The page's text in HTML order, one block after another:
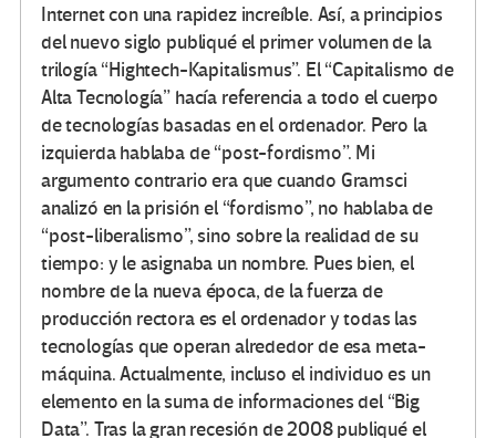
Internet con una rapidez increíble. Así, a principios
del nuevo siglo publiqué el primer volumen de la
trilogía “Hightech-Kapitalismus”. El “Capitalismo de
Alta Tecnología” hacía referencia a todo el cuerpo
de tecnologías basadas en el ordenador. Pero la
izquierda hablaba de “post-fordismo”. Mi
argumento contrario era que cuando Gramsci
analizó en la prisión el “fordismo”, no hablaba de
“post-liberalismo”, sino sobre la realidad de su
tiempo: y le asignaba un nombre. Pues bien, el
nombre de la nueva época, de la fuerza de
producción rectora es el ordenador y todas las
tecnologías que operan alrededor de esa meta-
máquina. Actualmente, incluso el individuo es un
elemento en la suma de informaciones del “Big
Data”. Tras la gran recesión de 2008 publiqué el